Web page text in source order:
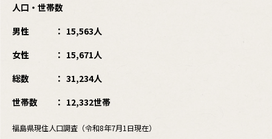
人口・世帯数
男性
15,563人
女性
15,671人
総数
31,234人
世帯数
12,332世帯
福島県現住人口調査（令和8年7月1日現在）